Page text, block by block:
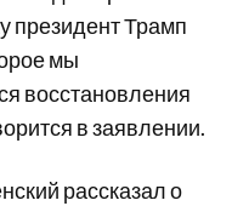
президент Трамп
мы
восстановления
в заявлении.
рассказал о